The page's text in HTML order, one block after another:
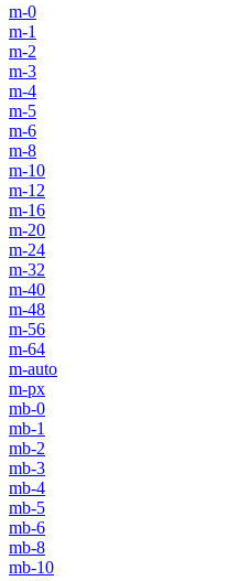
m-0
m-1
m-2
m-3
m-4
m-5
m-6
m-8
m-10
m-12
m-16
m-20
m-24
m-32
m-40
m-48
m-56
m-64
m-auto
m-px
mb-0
mb-1
mb-2
mb-3
mb-4
mb-5
mb-6
mb-8
mb-10